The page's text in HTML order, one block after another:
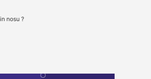
nosu ?